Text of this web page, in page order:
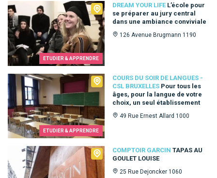
ETUDIER & APPRENDRE
DREAM YOUR LIFE L’école pour
se préparer au jury central
dans une ambiance conviviale
126 Avenue Brugmann 1190
Dream Your Life
ETUDIER & APPRENDRE
COURS DU SOIR DE LANGUES -
CSL BRUXELLES Pour tous les
âges, pour la langue de votre
choix, un seul établissement
49 Rue Ernest Allard 1000
Cours du Soir de Langues - CSL Bruxelles
COMPTOIR GARCIN TAPAS AU
GOULET LOUISE
25 Rue Dejoncker 1060
Comptoir Garcin